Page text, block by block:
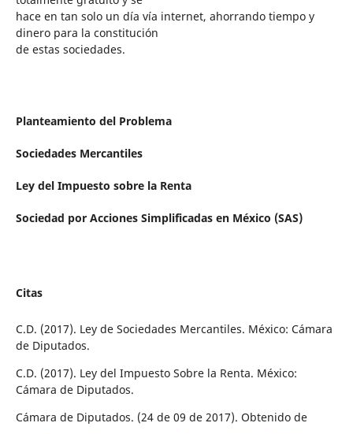
hace en tan solo un día vía internet, ahorrando tiempo y
dinero para la constitución
de estas sociedades.
Planteamiento del Problema
Sociedades Mercantiles
Ley del Impuesto sobre la Renta
Sociedad por Acciones Simplificadas en México (SAS)
Citas
C.D. (2017). Ley de Sociedades Mercantiles. México: Cámara
de Diputados.
C.D. (2017). Ley del Impuesto Sobre la Renta. México:
Cámara de Diputados.
Cámara de Diputados. (24 de 09 de 2017). Obtenido de